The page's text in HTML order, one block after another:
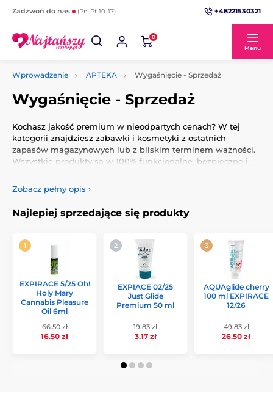
Zadzwoń do nas (Pn-Pt 10-17) +48221530321
0
Menu
Wprowadzenie APTEKA Wygaśnięcie - Sprzedaż
Wygaśnięcie - Sprzedaż
Kochasz jakość premium w nieodpartych cenach? W tej
kategorii znajdziesz zabawki i kosmetyki z ostatnich
zapasów magazynowych lub z bliskim terminem ważności.
Wszystkie produkty są w 100% funkcjonalne, bezpieczne i
zaoszczędzić i spróbować czegoś nowego.
indziej nie znajdziesz w takich cenach.
Gwarantowana jakość:
Towar jest nienaruszony,
bezpieczny i higienicznie zapakowany.
Natychmiastowa radość:
Produkty stworzone po to, aby
przetestować je od razu po dostarczeniu.
Nie zwlekaj – zapasy w tej kategorii znikają w mgnieniu oka.
Złap swój kawałek luksusu za ułamek ceny jeszcze dziś!
Zobacz pełny opis ›
Najlepiej sprzedające się produkty
EXPIRACE 5/25 Oh!
Holy Mary
Cannabis Pleasure
Oil 6ml
66.50 zł
16.50 zł
EXPIACE 02/25
Just Glide
Premium 50 ml
19.83 zł
3.17 zł
AQUAglide cherry
100 ml EXPIRACE
12/26
49.83 zł
26.50 zł